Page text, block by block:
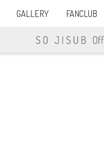
GALLERY FANCLUB